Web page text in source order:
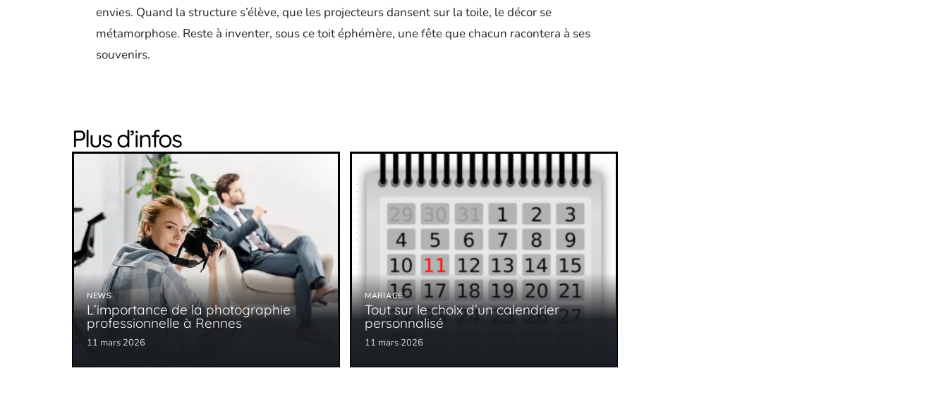
envies. Quand la structure s’élève, que les projecteurs dansent sur la toile, le décor se
métamorphose. Reste à inventer, sous ce toit éphémère, une fête que chacun racontera à ses
souvenirs.
Plus d’infos
NEWS
L’importance de la photographie
professionnelle à Rennes
11 mars 2026
MARIAGE
Tout sur le choix d’un calendrier
personnalisé
11 mars 2026